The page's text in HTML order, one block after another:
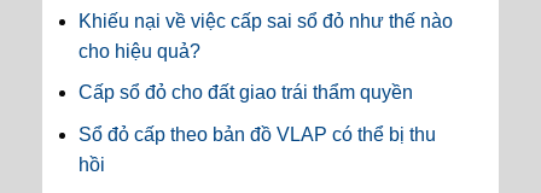
Khiếu nại về việc cấp sai sổ đỏ như thế nào
cho hiệu quả?
Cấp sổ đỏ cho đất giao trái thẩm quyền
Sổ đỏ cấp theo bản đồ VLAP có thể bị thu
hồi